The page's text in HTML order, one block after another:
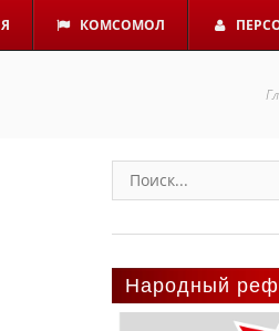
КОМСОМОЛ
Народный